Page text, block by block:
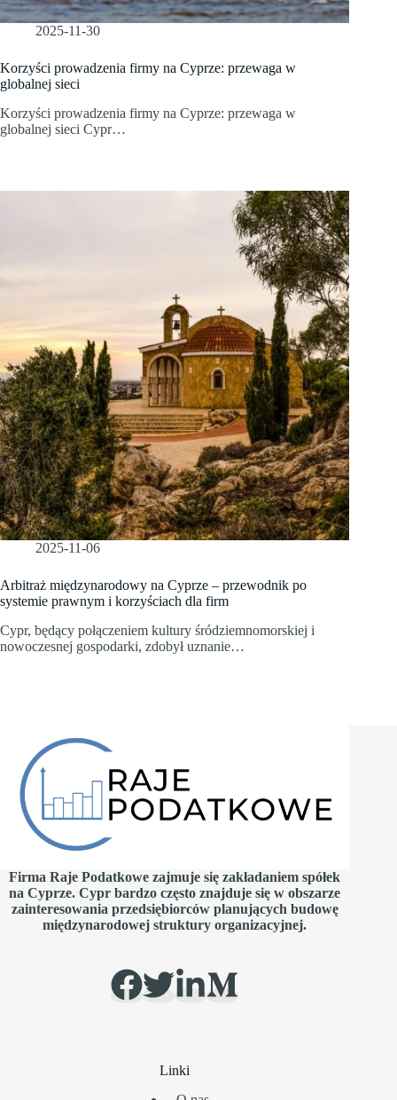
2025-11-30
Korzyści prowadzenia firmy na Cyprze: przewaga w
globalnej sieci
Korzyści prowadzenia firmy na Cyprze: przewaga w
globalnej sieci Cypr…
2025-11-06
Arbitraż międzynarodowy na Cyprze – przewodnik po
systemie prawnym i korzyściach dla firm
Cypr, będący połączeniem kultury śródziemnomorskiej i
nowoczesnej gospodarki, zdobył uznanie…
Firma Raje Podatkowe zajmuje się zakładaniem spółek
na Cyprze. Cypr bardzo często znajduje się w obszarze
zainteresowania przedsiębiorców planujących budowę
międzynarodowej struktury organizacyjnej.
Linki